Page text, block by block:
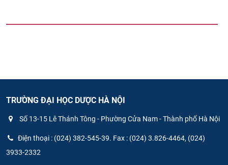
TRƯỜNG ĐẠI HỌC DƯỢC HÀ NỘI
Số 13-15 Lê Thánh Tông - Phường Cửa Nam - Thành phố Hà Nội
Điện thoại : (024) 382-545-39. Fax : (024) 3.826-4464, (024)
3933-2332